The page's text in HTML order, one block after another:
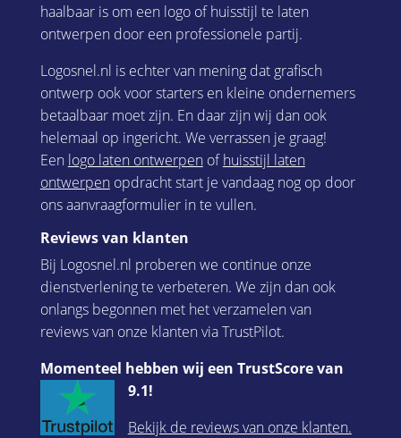
haalbaar is om een logo of huisstijl te laten
ontwerpen door een professionele partij.
Logosnel.nl is echter van mening dat grafisch
ontwerp ook voor starters en kleine ondernemers
betaalbaar moet zijn. En daar zijn wij dan ook
helemaal op ingericht. We verrassen je graag!
Een logo laten ontwerpenofhuisstijl laten
ontwerpenopdracht start je vandaag nog op door
ons aanvraagformulier in te vullen.
Reviews van klanten
Bij Logosnel.nl proberen we continue onze
dienstverlening te verbeteren. We zijn dan ook
onlangs begonnen met het verzamelen van
reviews van onze klanten via TrustPilot.
Momenteel hebben wij een TrustScore van
9.1!
Bekijk de reviews van onze klanten.